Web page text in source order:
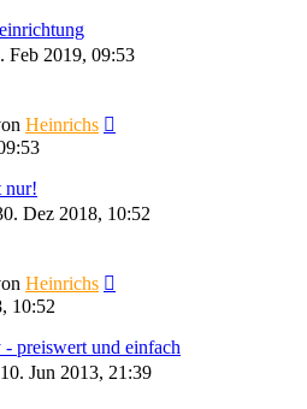
Feb 2019, 09:53
Heinrichs
nur!
Dez 2018, 10:52
Heinrichs
10:52
preiswert und einfach
Jun 2013, 21:39